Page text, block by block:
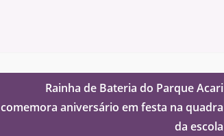
Rainha de Bateria do Parque Acari
comemora aniversário em festa na quadra
da escola